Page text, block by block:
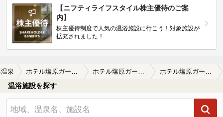
【ニフティライフスタイル株主優待のご案
内】
株主優待制度で人気の温浴施設に行こう！対象施設が
拡充されました！
泉 ホテル塩原ガーデン（閉館しました） ホテル塩原ガーデン（閉館しました）の口コミ一覧 ホテル塩原ガーデン（閉館しました）の口コミ 「お・も・て那須手帳」の無料入浴湯めぐ…
温浴施設を探す